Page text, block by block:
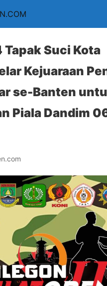
Tapak Suci Kota
Kejuaraan
se-Banten
Piala Dandim